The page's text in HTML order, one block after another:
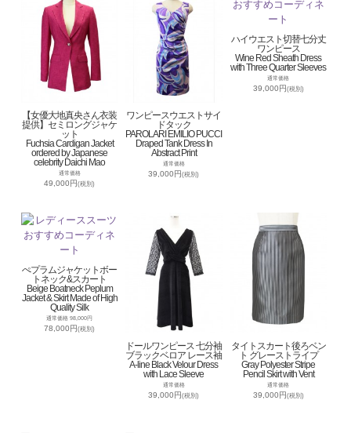
【女優大地真央さん衣装
提供】セミロングジャケ
ット
Fuchsia Cardigan Jacket
ordered by Japanese
celebrity Daichi Mao
通常価格
49,000円(税別)
ワンピースウエストサイ
ドタック
PAROLARI EMILIO PUCCI
Draped Tank Dress In
Abstract Print
通常価格
39,000円(税別)
ハイウエスト切替七分丈
ワンピース
Wine Red Sheath Dress
with Three Quarter Sleeves
通常価格
39,000円 (税別)
ぺプラムジャケットボー
トネック&スカート
Beige Boatneck Peplum
Jacket & Skirt Made of High
Quality Silk
通常価格 98,000円
78,000円(税別)
ドールワンピース 七分袖
ブラックベロア レース袖
A-line Black Velour Dress
with Lace Sleeve
通常価格
39,000円(税別)
タイトスカート後ろベン
ト グレーストライプ
Gray Polyester Stripe
Pencil Skirt with Vent
通常価格
39,000円(税別)